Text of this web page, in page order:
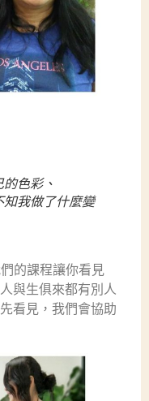
色彩、
我做了什麼變
的課程讓你看見
與生俱來都有別人
看見，我們會協助